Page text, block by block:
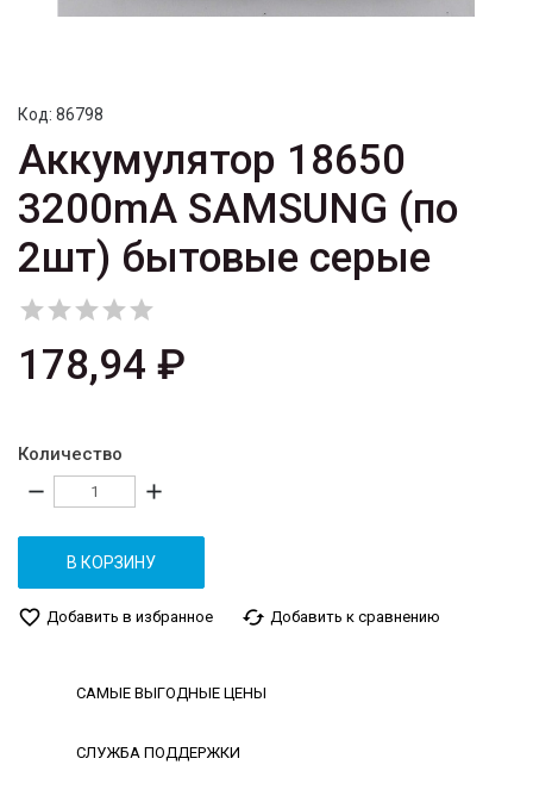
Код: 86798
Аккумулятор 18650
3200mA SAMSUNG (по
2шт) бытовые серые

178,94 ₽
Количество
remove add
В КОРЗИНУ
favorite_border Добавить в избранное cached Добавить к сравнению
САМЫЕ ВЫГОДНЫЕ ЦЕНЫ
СЛУЖБА ПОДДЕРЖКИ